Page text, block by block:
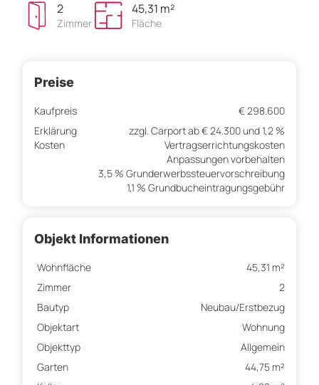
2
Zimmer
45,31 m²
Fläche
Preise
Kaufpreis
€ 298.600
Erklärung
Kosten
zzgl. Carport ab € 24.300 und 1,2 %
Vertragserrichtungskosten
Anpassungen vorbehalten
3,5 % Grunderwerbssteuervorschreibung
1,1 % Grundbucheintragungsgebühr
Objekt Informationen
Wohnfläche
45,31 m²
Zimmer
2
Bautyp
Neubau/Erstbezug
Objektart
Wohnung
Objekttyp
Allgemein
Garten
44,75 m²